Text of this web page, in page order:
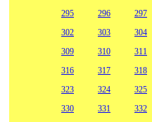
295
296 297
302
303 304
309
310 311
316
317 318
323
324 325
330
331 332